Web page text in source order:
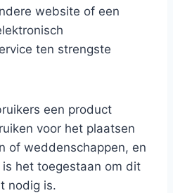
website of een
ten strengste
een product
voor het plaatsen
of weddenschappen, en
het toegestaan om dit
nodig is.